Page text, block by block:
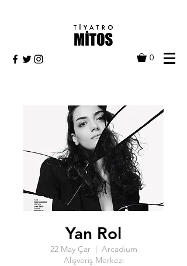
0
Yan Rol
22 May Çar
  |
Arcadium
Alışveriş Merkezi